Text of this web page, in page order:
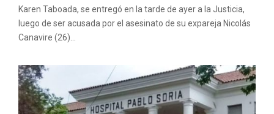
Karen Taboada, se entregó en la tarde de ayer a la Justicia,
luego de ser acusada por el asesinato de su expareja Nicolás
Canavire (26)...